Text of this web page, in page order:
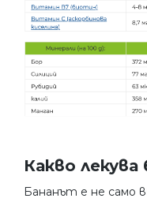
Какво
Бананът е не само